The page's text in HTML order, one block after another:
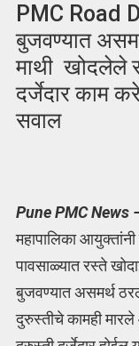
PMC Road
बुजवण्यात
माथी खोदलेले
दर्जेदार काम
सवाल
Pune PMC News
महापालिका
पावसाळ्यात रस्ते
बुजवण्यात असमर्थ
दुरुस्तीचे कामही मारले